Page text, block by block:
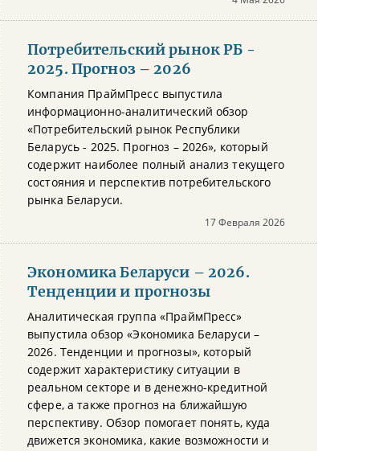
Потребительский рынок РБ -
2025. Прогноз – 2026
Компания ПраймПресс выпустила
информационно-аналитический обзор
«Потребительский рынок Республики
Беларусь - 2025. Прогноз – 2026», который
содержит наиболее полный анализ текущего
состояния и перспектив потребительского
рынка Беларуси.
17 Февраля 2026
Экономика Беларуси – 2026.
Тенденции и прогнозы
Аналитическая группа «ПраймПресс»
выпустила обзор «Экономика Беларуси –
2026. Тенденции и прогнозы», который
содержит характеристику ситуации в
реальном секторе и в денежно-кредитной
сфере, а также прогноз на ближайшую
перспективу. Обзор помогает понять, куда
движется экономика, какие возможности и